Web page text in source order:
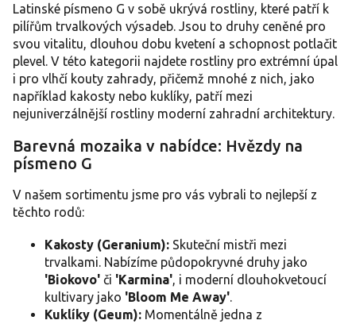
a
c
í
p
r
v
k
y
ý
s
Latinské písmeno G v sobě ukrývá rostliny, které patří k
pilířům trvalkových výsadeb. Jsou to druhy ceněné pro
svou vitalitu, dlouhou dobu kvetení a schopnost potlačit
plevel. V této kategorii najdete rostliny pro extrémní úpal
i pro vlhčí kouty zahrady, přičemž mnohé z nich, jako
například kakosty nebo kuklíky, patří mezi
nejuniverzálnější rostliny moderní zahradní architektury.
Barevná mozaika v nabídce: Hvězdy na
písmeno G
V našem sortimentu jsme pro vás vybrali to nejlepší z
těchto rodů:
Kakosty (Geranium): Skuteční mistři mezi
trvalkami. Nabízíme půdopokryvné druhy jako
'Biokovo' či 'Karmina', i moderní dlouhokvetoucí
kultivary jako 'Bloom Me Away'.
Kuklíky (Geum): Momentálně jedna z